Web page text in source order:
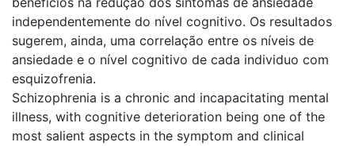
independentemente do nível cognitivo. Os resultados
sugerem, ainda, uma correlação entre os níveis de
ansiedade e o nível cognitivo de cada individuo com
esquizofrenia.
Schizophrenia is a chronic and incapacitating mental
illness, with cognitive deterioration being one of the
most salient aspects in the symptom and clinical